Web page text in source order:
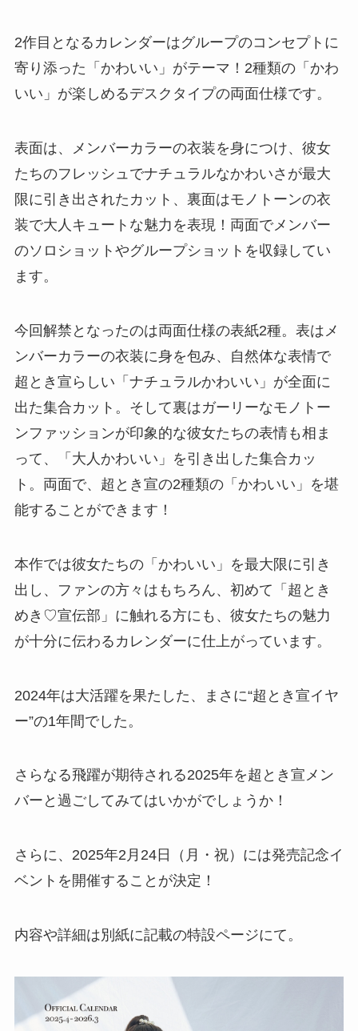
2作目となるカレンダーはグループのコンセプトに
寄り添った「かわいい」がテーマ！2種類の「かわ
いい」が楽しめるデスクタイプの両面仕様です。
表面は、メンバーカラーの衣装を身につけ、彼女
たちのフレッシュでナチュラルなかわいさが最大
限に引き出されたカット、裏面はモノトーンの衣
装で大人キュートな魅力を表現！両面でメンバー
のソロショットやグループショットを収録してい
ます。
今回解禁となったのは両面仕様の表紙2種。表はメ
ンバーカラーの衣装に身を包み、自然体な表情で
超とき宣らしい「ナチュラルかわいい」が全面に
出た集合カット。そして裏はガーリーなモノトー
ンファッションが印象的な彼女たちの表情も相ま
って、「大人かわいい」を引き出した集合カッ
ト。両面で、超とき宣の2種類の「かわいい」を堪
能することができます！
本作では彼女たちの「かわいい」を最大限に引き
出し、ファンの方々はもちろん、初めて「超とき
めき♡宣伝部」に触れる方にも、彼女たちの魅力
が十分に伝わるカレンダーに仕上がっています。
2024年は大活躍を果たした、まさに“超とき宣イヤ
ー”の1年間でした。
さらなる飛躍が期待される2025年を超とき宣メン
バーと過ごしてみてはいかがでしょうか！
さらに、2025年2月24日（月・祝）には発売記念イ
ベントを開催することが決定！
内容や詳細は別紙に記載の特設ページにて。